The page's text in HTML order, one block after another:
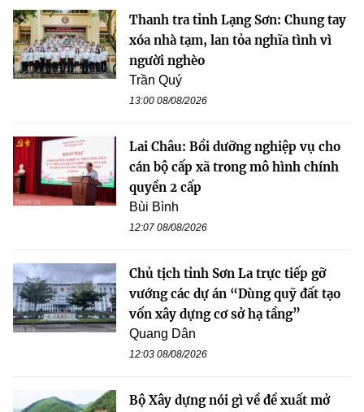
Thanh tra tỉnh Lạng Sơn: Chung tay
xóa nhà tạm, lan tỏa nghĩa tình vì
người nghèo
Trần Quý
13:00 08/08/2026
Lai Châu: Bồi dưỡng nghiệp vụ cho
cán bộ cấp xã trong mô hình chính
quyền 2 cấp
Bùi Bình
12:07 08/08/2026
Chủ tịch tỉnh Sơn La trực tiếp gỡ
vướng các dự án “Dùng quỹ đất tạo
vốn xây dựng cơ sở hạ tầng”
Quang Dân
12:03 08/08/2026
Bộ Xây dựng nói gì về đề xuất mở